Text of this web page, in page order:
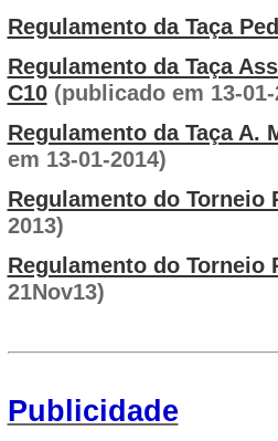
Regulamento da Taça
Regulamento da Taça
C10(publicado em 13-01-
Regulamento da Taça A.
em 13-01-2014)
Regulamento do Torneio
2013)
Regulamento do Torneio
21Nov13)
Publicidade